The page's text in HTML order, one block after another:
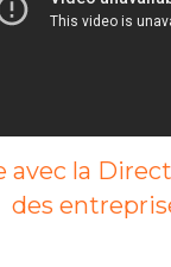
avec la
des